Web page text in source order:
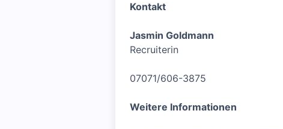
Kontakt
Jasmin Goldmann
Recruiterin
07071/606-3875
Weitere Informationen